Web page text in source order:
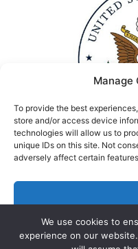
Manage
To provide the best
store and/or access device
technologies will allow us to
unique IDs on this site. Not
adversely affect certain
Politika Privatnosti Kontaktirajte nas
We use cookies to
experience on our